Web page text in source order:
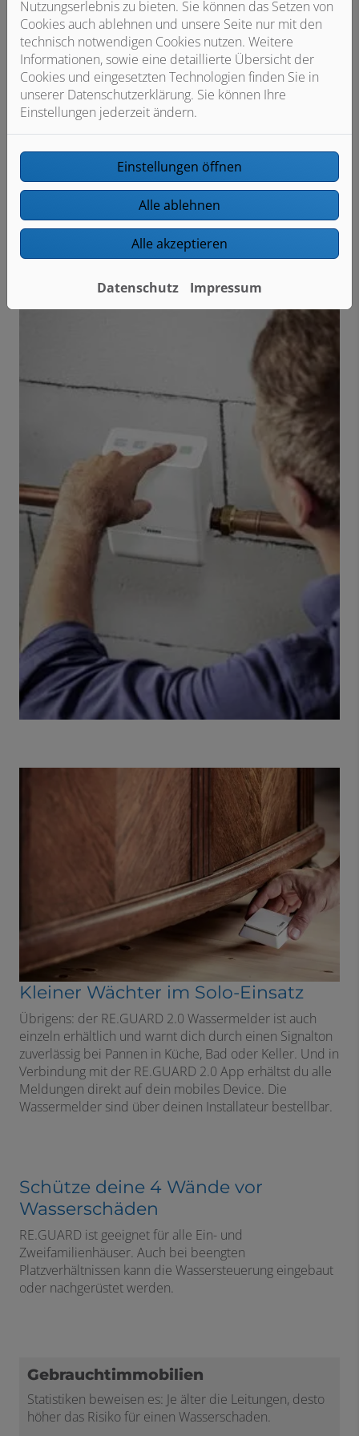
Interessiert? Wassersteuerung mit
Einbau schon ab 995 €
Die Installation der RE.GUARD 2.0 Wassersteuerung
nimmt einer unserer erfahrenen Match Partner bei dir
intelligentes Abfrageformular. So bist du auch bei den
Kosten auf der sicheren Seite.
Preis ermitteln und bestellen
Kleiner Wächter im Solo-Einsatz
Übrigens: der RE.GUARD 2.0 Wassermelder ist auch
einzeln erhältlich und warnt dich durch einen Signalton
zuverlässig bei Pannen in Küche, Bad oder Keller. Und in
Verbindung mit der RE.GUARD 2.0 App erhältst du alle
Meldungen direkt auf dein mobiles Device. Die
Wassermelder sind über deinen Installateur bestellbar.
Schütze deine 4 Wände vor
Wasserschäden
RE.GUARD ist geeignet für alle Ein- und
Zweifamilienhäuser. Auch bei beengten
Platzverhältnissen kann die Wassersteuerung eingebaut
oder nachgerüstet werden.
Gebrauchtimmobilien
Statistiken beweisen es: Je älter die Leitungen, desto
höher das Risiko für einen Wasserschaden.
Nutzungserlebnis zu bieten. Sie können das Setzen von
Cookies auch ablehnen und unsere Seite nur mit den
technisch notwendigen Cookies nutzen. Weitere
Informationen, sowie eine detaillierte Übersicht der
Cookies und eingesetzten Technologien finden Sie in
unserer Datenschutzerklärung. Sie können Ihre
Einstellungen jederzeit ändern.
Einstellungen öffnen
Alle ablehnen
Alle akzeptieren
Datenschutz Impressum